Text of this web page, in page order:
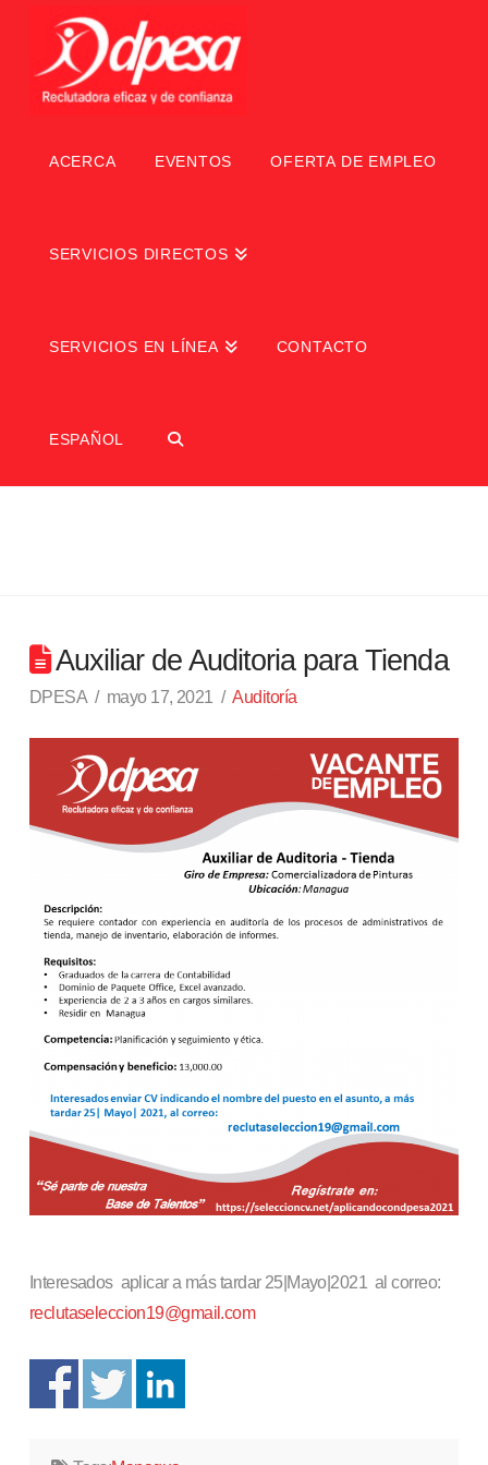
ACERCA EVENTOS OFERTA DE EMPLEO
SERVICIOS DIRECTOS
SERVICIOS EN LÍNEA CONTACTO
ESPAÑOL
Auxiliar de Auditoria para Tienda
DPESA mayo 17, 2021 Auditoría
Interesados aplicar a más tardar 25|Mayo|2021 al correo:
reclutaseleccion19@gmail.com